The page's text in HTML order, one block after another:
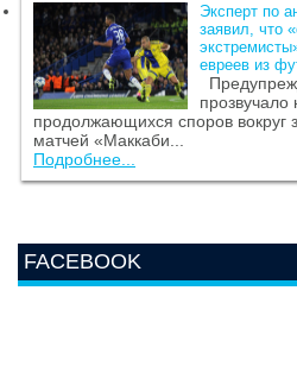
Эксперт по
заявил, что
евреев из
продолжающихся споров вокруг
матчей «Маккаби...
Подробнее...
FACEBOOK